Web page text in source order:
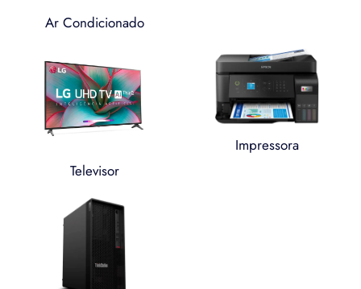
Ar Condicionado
Televisor
Impressora